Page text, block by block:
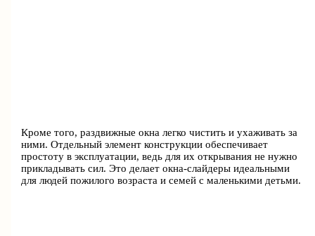
Кроме того, раздвижные окна легко чистить и ухаживать за
ними. Отдельный элемент конструкции обеспечивает
простоту в эксплуатации, ведь для их открывания не нужно
прикладывать сил. Это делает окна-слайдеры идеальными
для людей пожилого возраста и семей с маленькими детьми.